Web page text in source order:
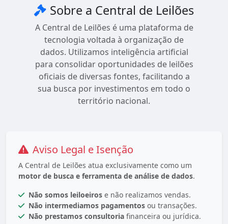
Sobre a Central de Leilões
A Central de Leilões é uma plataforma de
tecnologia voltada à organização de
dados. Utilizamos inteligência artificial
para consolidar oportunidades de leilões
oficiais de diversas fontes, facilitando a
sua busca por investimentos em todo o
território nacional.
Aviso Legal e Isenção
A Central de Leilões atua exclusivamente como um
motor de busca e ferramenta de análise de dados.
Não somos leiloeiros e não realizamos vendas.
Não intermediamos pagamentos ou transações.
Não prestamos consultoria financeira ou jurídica.